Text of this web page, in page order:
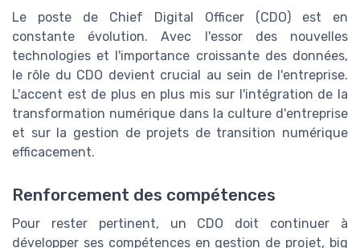
Le poste de Chief Digital Officer (CDO) est en
constante évolution. Avec l'essor des nouvelles
technologies et l'importance croissante des données,
le rôle du CDO devient crucial au sein de l'entreprise.
L'accent est de plus en plus mis sur l'intégration de la
transformation numérique dans la culture d'entreprise
et sur la gestion de projets de transition numérique
efficacement.
Renforcement des compétences
Pour rester pertinent, un CDO doit continuer à
développer ses compétences en gestion de projet, big